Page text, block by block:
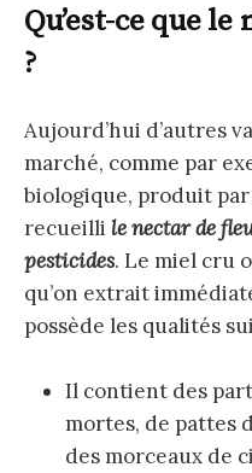
Qu’est-ce que
?
Aujourd’hui d’autres
marché, comme par
biologique, produit
recueilli le nectar de
pesticides. Le miel cru
qu’on extrait
possède les qualités
Il contient des
mortes, de pattes
des morceaux de